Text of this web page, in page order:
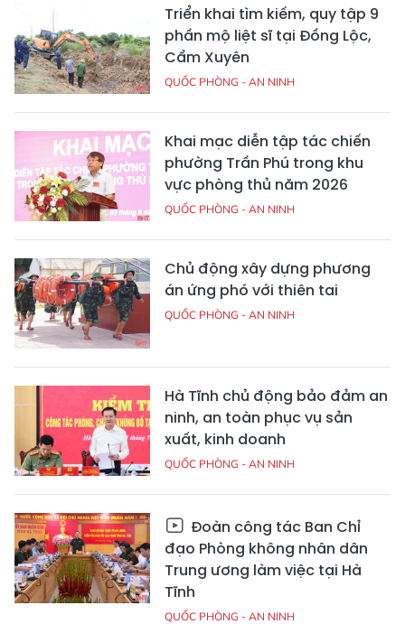
Triển khai tìm kiếm, quy tập 9
phần mộ liệt sĩ tại Đồng Lộc,
Cẩm Xuyên
QUỐC PHÒNG - AN NINH
Khai mạc diễn tập tác chiến
phường Trần Phú trong khu
vực phòng thủ năm 2026
QUỐC PHÒNG - AN NINH
Chủ động xây dựng phương
án ứng phó với thiên tai
QUỐC PHÒNG - AN NINH
Hà Tĩnh chủ động bảo đảm an
ninh, an toàn phục vụ sản
xuất, kinh doanh
QUỐC PHÒNG - AN NINH
Đoàn công tác Ban Chỉ
đạo Phòng không nhân dân
Trung ương làm việc tại Hà
Tĩnh
QUỐC PHÒNG - AN NINH